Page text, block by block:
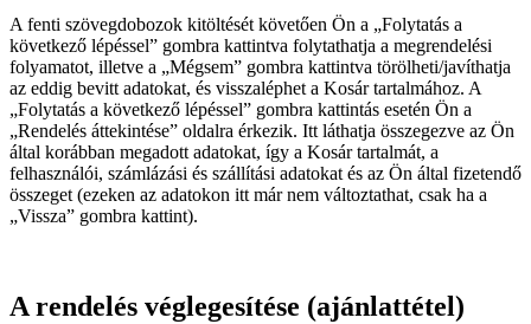
A fenti szövegdobozok kitöltését követően Ön a „Folytatás a
következő lépéssel” gombra kattintva folytathatja a megrendelési
folyamatot, illetve a „Mégsem” gombra kattintva törölheti/javíthatja
az eddig bevitt adatokat, és visszaléphet a Kosár tartalmához. A
„Folytatás a következő lépéssel” gombra kattintás esetén Ön a
„Rendelés áttekintése” oldalra érkezik. Itt láthatja összegezve az Ön
által korábban megadott adatokat, így a Kosár tartalmát, a
felhasználói, számlázási és szállítási adatokat és az Ön által fizetendő
összeget (ezeken az adatokon itt már nem változtathat, csak ha a
„Vissza” gombra kattint).
A rendelés véglegesítése (ajánlattétel)